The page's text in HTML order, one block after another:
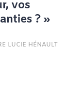
vos
? »
LUCIE HÉNAULT